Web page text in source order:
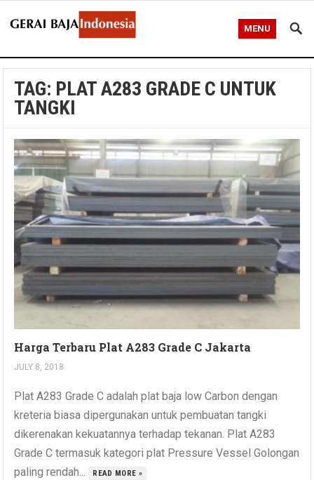
MENU
TAG: PLAT A283 GRADE C UNTUK
TANGKI
Harga Terbaru Plat A283 Grade C Jakarta
JULY 8, 2018
Plat A283 Grade C adalah plat baja low Carbon dengan
kreteria biasa dipergunakan untuk pembuatan tangki
dikerenakan kekuatannya terhadap tekanan. Plat A283
Grade C termasuk kategori plat Pressure Vessel Golongan
paling rendah...
READ MORE »